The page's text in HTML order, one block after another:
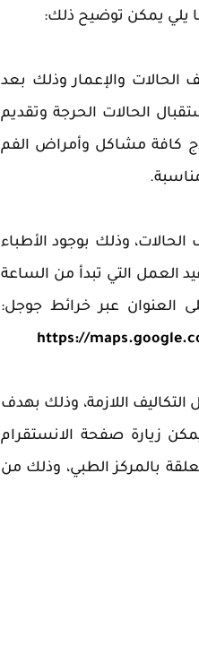
يلي يمكن توضيح ذلك:
الحالات والإعمار وذلك بعد
الحالات الحرجة وتقديم
كافة مشاكل وأمراض الفم
وذلك بوجود الأطباء
العمل التي تبدأ من الساعة
العنوان عبر خرائط جوجل:
https://
اللازمة، وذلك بهدف
زيارة صفحة الانستقرام
بالمركز الطبي، وذلك من